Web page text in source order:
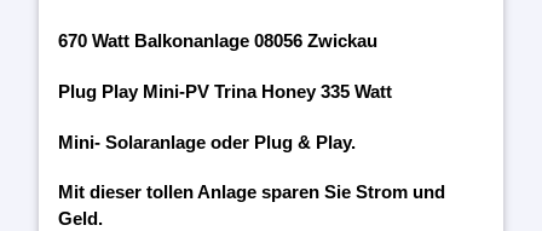
670 Watt Balkonanlage 08056 Zwickau
Plug Play Mini-PV Trina Honey 335 Watt
Mini- Solaranlage oder Plug & Play.
Mit dieser tollen Anlage sparen Sie Strom und
Geld.